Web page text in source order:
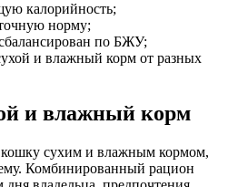
калорийность;
норму;
по БЖУ;
и влажный корм от разных
и влажный корм
кошку сухим и влажным кормом,
Комбинированный рацион